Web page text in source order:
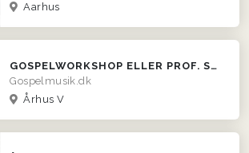
Aarhus
GOSPELWORKSHOP ELLER PROF. STEMMETRÆNING
Gospelmusik.dk
Århus V